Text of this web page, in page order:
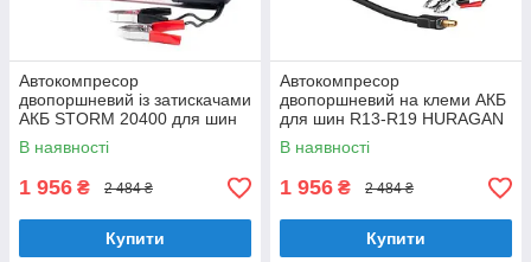
Автокомпресор
двопоршневий із затискачами
АКБ STORM 20400 для шин
R13-R17 Bi-Power 10Атм 85л/
хв 360Вт
В наявності
1 956 ₴ 2 484 ₴
Купити
Автокомпресор
двопоршневий на клеми АКБ
для шин R13-R19 HURAGAN
H0500 85 л/хв 10Атм
В наявності
1 956 ₴ 2 484 ₴
Купити